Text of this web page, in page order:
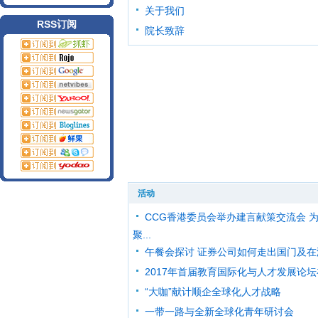
RSS订阅
关于我们
院长致辞
活动
CCG香港委员会举办建言献策交流会
聚...
午餐会探讨 证券公司如何走出国门及
2017年首届教育国际化与人才发展论
“大咖”献计顺企全球化人才战略
一带一路与全新全球化青年研讨会